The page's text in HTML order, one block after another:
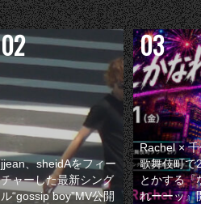
jjean、sheidAをフィー
チャーした最新シング
ル“gossip boy”MV公開
Rachel ×
歌舞伎町で
とかする『
れーーッ』